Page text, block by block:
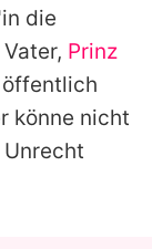
die
Prinz
könne nicht